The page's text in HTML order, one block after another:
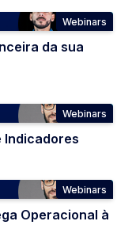
Webinars
da sua
Webinars
Indicadores
Webinars
Operacional à